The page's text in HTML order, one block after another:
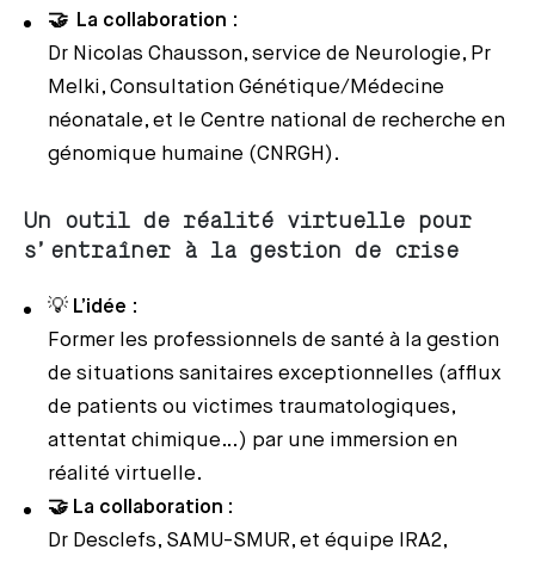
🤝 La collaboration :
Dr Nicolas Chausson, service de Neurologie, Pr
Melki, Consultation Génétique/Médecine
néonatale, et le Centre national de recherche en
génomique humaine (CNRGH).
Un outil de réalité virtuelle pour
s’entraîner à la gestion de crise
💡 L’idée :
Former les professionnels de santé à la gestion
de situations sanitaires exceptionnelles (afflux
de patients ou victimes traumatologiques,
attentat chimique…) par une immersion en
réalité virtuelle.
🤝 La collaboration :
Dr Desclefs, SAMU-SMUR, et équipe IRA2,